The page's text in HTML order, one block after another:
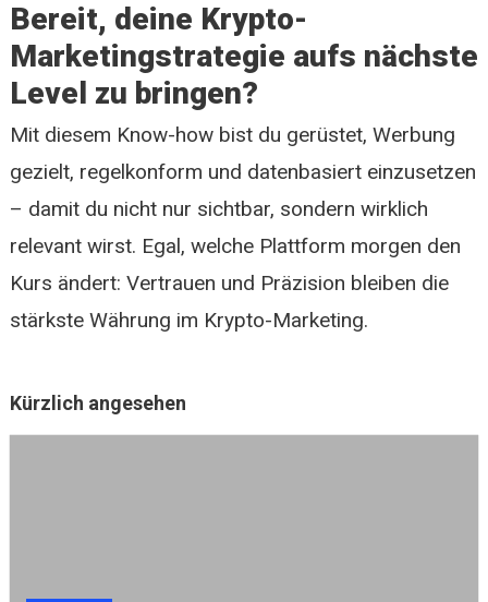
Bereit, deine Krypto-
Marketingstrategie aufs nächste
Level zu bringen?
Mit diesem Know-how bist du gerüstet, Werbung
gezielt, regelkonform und datenbasiert einzusetzen
– damit du nicht nur sichtbar, sondern wirklich
relevant wirst. Egal, welche Plattform morgen den
Kurs ändert: Vertrauen und Präzision bleiben die
stärkste Währung im Krypto-Marketing.
Kürzlich angesehen